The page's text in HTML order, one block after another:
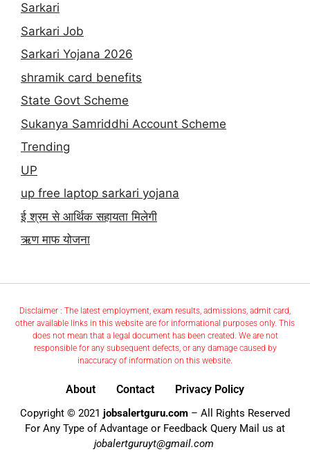
Sarkari
Sarkari Job
Sarkari Yojana 2026
shramik card benefits
State Govt Scheme
Sukanya Samriddhi Account Scheme
Trending
UP
up free laptop sarkari yojana
ई श्रम से आर्थिक सहायता मिलेगी
ऋण माफ योजना
Disclaimer : The latest employment, exam results, admissions, admit card,
other available links in this website are for informational purposes only. This
does not mean that a legal document has been created. We are not
responsible for any subsequent defects, or any damage caused by
inaccuracy of information on this website.
About Contact Privacy Policy
Copyright © 2021 jobsalertguru.com – All Rights Reserved
For Any Type of Advantage or Feedback Query Mail us at
jobalertguruyt@gmail.com